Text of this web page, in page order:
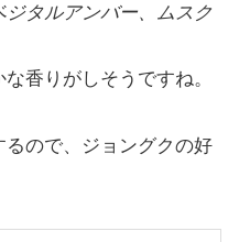
タルアンバー、ムスク
香りがしそうですね。
ので、ジョングクの好